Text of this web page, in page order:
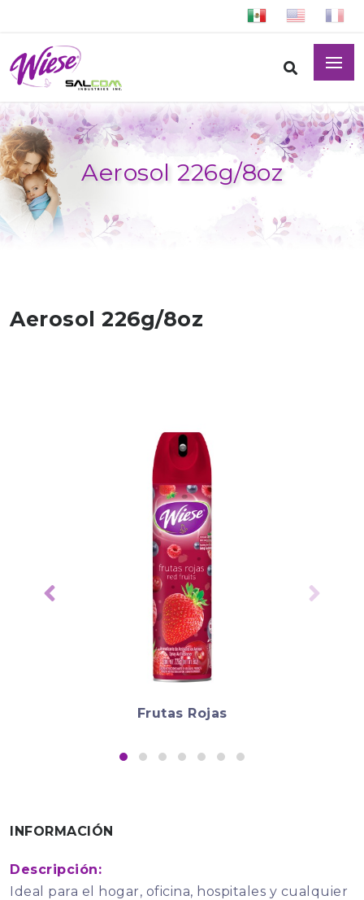
Aerosol 226g/8oz
Aerosol 226g/8oz
Frutas Rojas
INFORMACIÓN
Descripción:
Ideal para el hogar, oficina, hospitales y cualquier